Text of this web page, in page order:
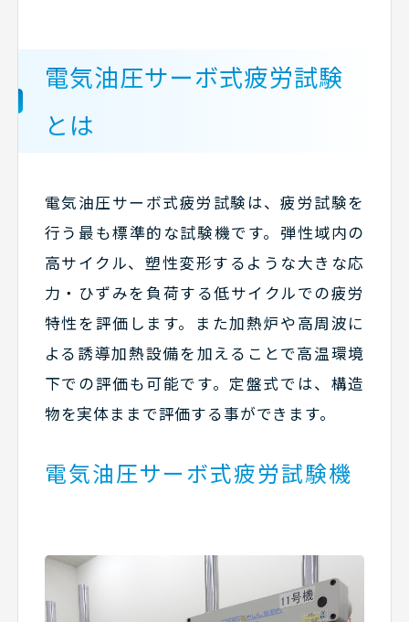
電気油圧サーボ式疲労試験
とは
電気油圧サーボ式疲労試験は、疲労試験を
行う最も標準的な試験機です。弾性域内の
高サイクル、塑性変形するような大きな応
力・ひずみを負荷する低サイクルでの疲労
特性を評価します。また加熱炉や高周波に
よる誘導加熱設備を加えることで高温環境
下での評価も可能です。定盤式では、構造
物を実体ままで評価する事ができます。
電気油圧サーボ式疲労試験機